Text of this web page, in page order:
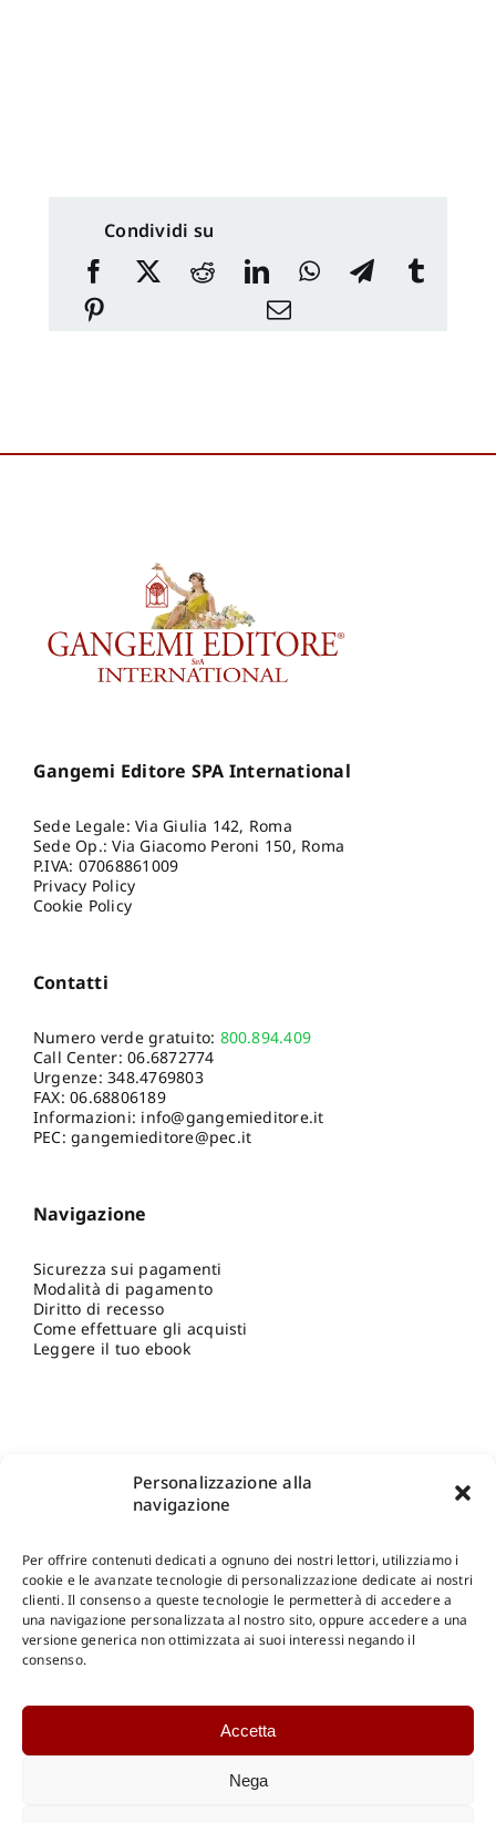
Personalizzazione alla
navigazione
Per offrire contenuti dedicati a ognuno dei nostri lettori, utilizziamo i
cookie e le avanzate tecnologie di personalizzazione dedicate ai nostri
clienti. Il consenso a queste tecnologie le permetterà di accedere a
una navigazione personalizzata al nostro sito, oppure accedere a una
versione generica non ottimizzata ai suoi interessi negando il
consenso.
Accetta
Nega
Condividi su
Gangemi Editore SPA International
Sede Legale: Via Giulia 142, Roma
Sede Op.: Via Giacomo Peroni 150, Roma
P.IVA: 07068861009
Privacy Policy
Cookie Policy
Contatti
Numero verde gratuito: 800.894.409
Call Center:06.6872774
Urgenze:348.4769803
FAX: 06.68806189
Informazioni: info@gangemieditore.it
PEC: gangemieditore@pec.it
Navigazione
Sicurezza sui pagamenti
Modalità di pagamento
Diritto di recesso
Come effettuare gli acquisti
Leggere il tuo ebook
Shop Gangemi Editore-Pagamenti Sicuri e anche Rateali
Catalogo Internazionale